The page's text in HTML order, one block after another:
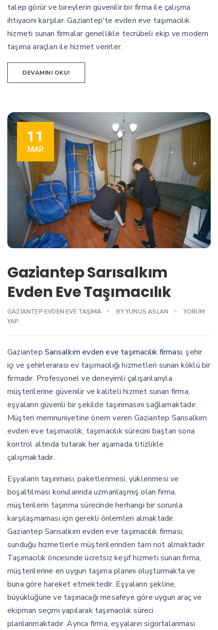
talep görür ve bireylerin güvenilir bir firma ile çalışma
ihtiyacını karşılar. Gaziantep'te evden eve taşımacılık
hizmeti sunan firmalar genellikle tecrübeli ekip ve modern
taşıma araçları ile hizmet verirler.
DEVAMINI OKU!
11
MAR
Gaziantep Sarısalkım
Evden Eve Taşımacılık
GAZIANTEP EVDEN EVE TAŞIMA BYYUNUS ASLAN
YORUM
YAP
Gaziantep Sarısalkım evden eve taşımacılık firması, şehir
içi ve şehirlerarası ev taşımacılığı hizmetleri sunan köklü bir
firmadır. Profesyonel ve deneyimli çalışanlarıyla
müşterilerine güvenilir ve kaliteli hizmet sunan firma,
eşyaların güvenli bir şekilde taşınmasını sağlamaktadır.
Müşteri memnuniyetine önem veren Gaziantep Sarısalkım
evden eve taşımacılık, taşımacılık sürecini baştan sona
kontrol altında tutarak her aşamada titizlikle
çalışmaktadır.
Eşyaların taşınması, paketlenmesi, yüklenmesi ve
boşaltılması konularında uzmanlaşmış olan firma,
müşterilerin taşınma sürecinde herhangi bir sorunla
karşılaşmaması için gerekli önlemleri almaktadır.
Gaziantep Sarısalkım evden eve taşımacılık firması,
sunduğu hizmetlerle müşterilerinden tam not almaktadır.
Taşımacılık öncesinde ücretsiz keşif hizmeti sunan firma,
müşterilerine en uygun taşıma planını oluşturmakta ve
buna göre hareket etmektedir. Eşyaların şekline,
büyüklüğüne ve taşınacağı mesafeye göre uygun araç ve
ekipman seçimi yapılarak taşımacılık süreci
planlanmaktadır. Ayrıca firma, eşyaların sigortalanması